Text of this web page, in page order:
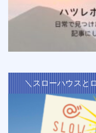
＼スローハウスと